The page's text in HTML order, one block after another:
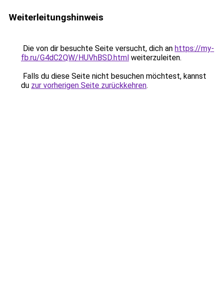
Weiterleitungshinweis
Die von dir besuchte Seite versucht, dich an https://my-
fb.ru/G4dC2QW/HUVhBSD.html weiterzuleiten.
Falls du diese Seite nicht besuchen möchtest, kannst
du zur vorherigen Seite zurückkehren.